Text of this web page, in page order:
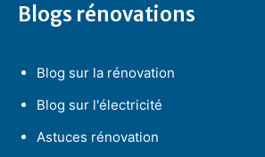
Blogs rénovations
Blog sur la rénovation
Blog sur l'électricité
Astuces rénovation